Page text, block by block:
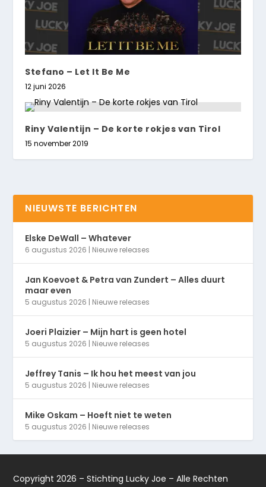
Stefano – Let It Be Me
12 juni 2026
Riny Valentijn – De korte rokjes van Tirol
15 november 2019
NIEUWSTE BERICHTEN
Elske DeWall – Whatever
6 augustus 2026 | Nieuwe releases
Jan Koevoet & Petra van Zundert – Alles duurt
maar even
5 augustus 2026 | Nieuwe releases
Joeri Plaizier – Mijn hart is geen hotel
5 augustus 2026 | Nieuwe releases
Jeffrey Tanis – Ik hou het meest van jou
5 augustus 2026 | Nieuwe releases
Mike Oskam – Hoeft niet te weten
5 augustus 2026 | Nieuwe releases
Copyright 2026 – Stichting Lucky Joe – Alle Rechten